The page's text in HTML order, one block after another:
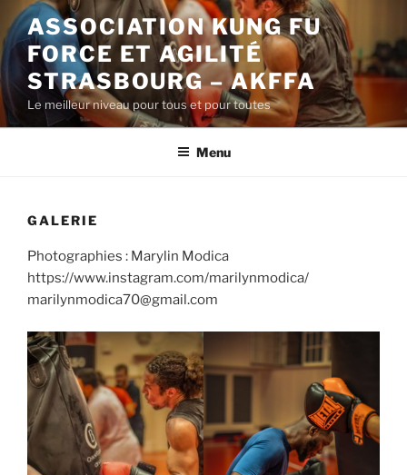
Aller
au
contenu
principal
ASSOCIATION KUNG FU
FORCE ET AGILITÉ
STRASBOURG – AKFFA
Le meilleur niveau pour tous et pour toutes
Menu
GALERIE
Photographies : Marylin Modica
https://www.instagram.com/marilynmodica/
marilynmodica70@gmail.com